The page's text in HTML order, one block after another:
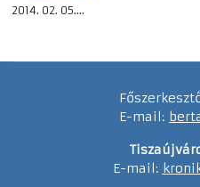
2014. 02. 05....
E-mail:
E-mail: